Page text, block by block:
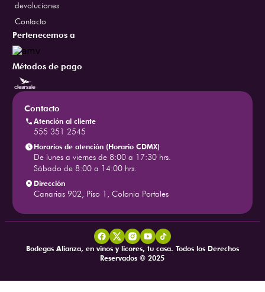
devoluciones
Contacto
Pertenecemos a
Métodos de pago
Contacto
Atención al cliente
555 351 2545
Horarios de atención (Horario CDMX)
De lunes a viernes de 8:00 a 17:30 hrs.
Sábado de 8:00 a 14:00 hrs.
Dirección
Canarias 902, Piso 1, Colonia Portales
Bodegas Alianza, en vinos y licores, tu casa. Todos los Derechos
Reservados © 2025